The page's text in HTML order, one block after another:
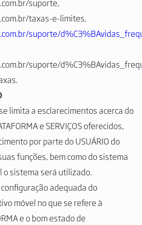
suporte,
taxas-e-limites,
suporte/
suporte/
limita a esclarecimentos acerca do
e SERVIÇOS oferecidos,
por parte do USUÁRIO do
funções, bem como do sistema
o sistema será utilizado.
adequada do
móvel no que se refere à
e o bom estado de